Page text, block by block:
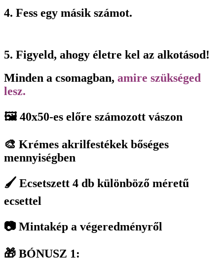
4. Fess egy másik számot.
5. Figyeld, ahogy életre kel az alkotásod!
Minden a csomagban, amire szükséged
lesz.
🖼️ 40x50-es előre számozott vászon
🎨 Krémes akrilfestékek bőséges
mennyiségben
🖌️ Ecsetszett 4 db különböző méretű
ecsettel
📷 Mintakép a végeredményről
🎁 BÓNUSZ 1: